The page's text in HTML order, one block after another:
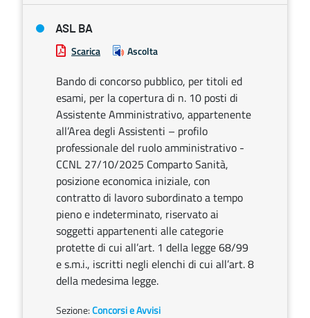
ASL BA
Scarica Ascolta
Bando di concorso pubblico, per titoli ed
esami, per la copertura di n. 10 posti di
Assistente Amministrativo, appartenente
all’Area degli Assistenti – profilo
professionale del ruolo amministrativo -
CCNL 27/10/2025 Comparto Sanità,
posizione economica iniziale, con
contratto di lavoro subordinato a tempo
pieno e indeterminato, riservato ai
soggetti appartenenti alle categorie
protette di cui all’art. 1 della legge 68/99
e s.m.i., iscritti negli elenchi di cui all’art. 8
della medesima legge.
Sezione:Concorsi e Avvisi